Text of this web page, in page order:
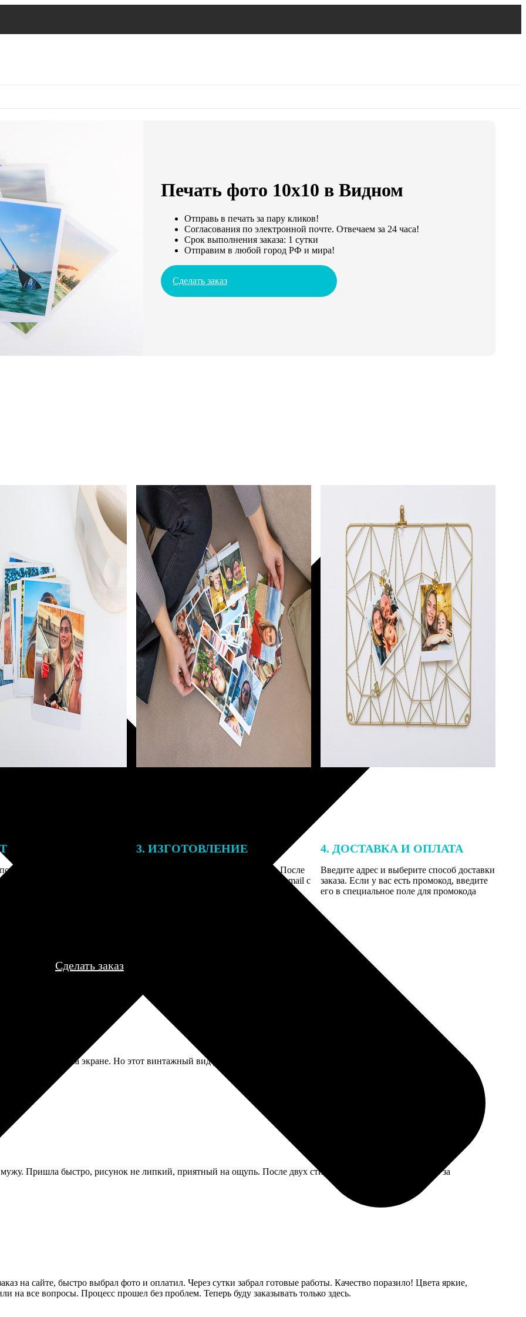
Печать фото 10х10 в Видном
Отправь в печать за пару кликов!
Согласования по электронной почте. Отвечаем за 24 часа!
Срок выполнения заказа: 1 сутки
Отправим в любой город РФ и мира!
Сделать заказ
заказа к печати
могут связаться с Вами
телефону или email для
деталей.
3. ИЗГОТОВЛЕНИЕ
Оплатите заказ банковской картой. После
оплаты получите подтверждение на email с
описанием заказа. Когда отправим заказ
4. ДОСТАВКА И ОПЛАТА
Введите адрес и выберите способ доставки
заказа. Если у вас есть промокод, введите
его в специальное поле для промокода
Сделать заказ
темнее, чем на экране. Но этот винтажный вид даже кстати, похоже на старинные открытки. Бумага приятная,
Пришла быстро, рисунок не липкий, приятный на ощупь. После двух стирок пока не потрескалась, но за
на сайте, быстро выбрал фото и оплатил. Через сутки забрал готовые работы. Качество поразило! Цвета яркие,
на все вопросы. Процесс прошел без проблем. Теперь буду заказывать только здесь.